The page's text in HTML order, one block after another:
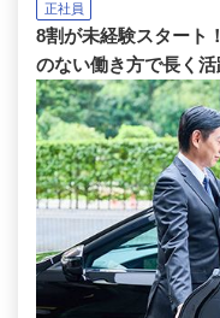
正社員
8割が未経験スタート
のない働き方で長く活